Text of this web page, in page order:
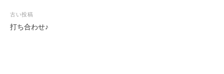
e
b
投
稿
古い投稿
打ち合わせ♪